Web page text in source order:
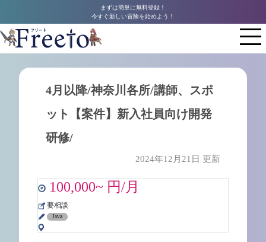
まずは簡単に無料登録！
今すぐ新しい冒険を始めよう！
4月以降/神奈川各所/講師、スポ
ット【案件】新入社員向け開発
研修/
2024年12月21日 更新
100,000~ 円/月
要相談
Java